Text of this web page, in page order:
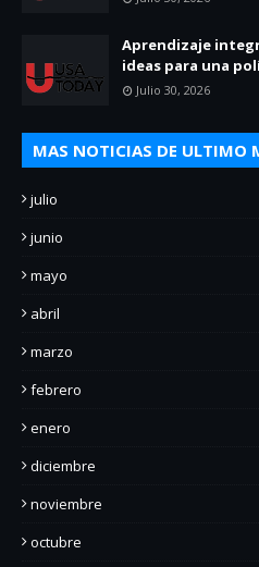
Aprendizaje
ideas para una
Julio 30, 2026
MAS NOTICIAS DE ULTIMO
julio
junio
mayo
abril
marzo
febrero
enero
diciembre
noviembre
octubre